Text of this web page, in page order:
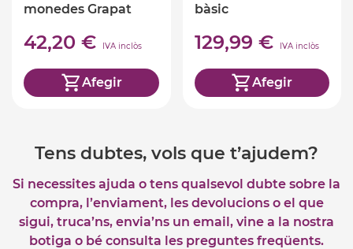
monedes Grapat
42,20 € IVA inclòs
Afegir
bàsic
129,99 € IVA inclòs
Afegir
Tens dubtes, vols que t’ajudem?
Si necessites ajuda o tens qualsevol dubte sobre la
compra, l’enviament, les devolucions o el que
sigui, truca’ns, envia’ns un email, vine a la nostra
botiga o bé consulta les preguntes freqüents.